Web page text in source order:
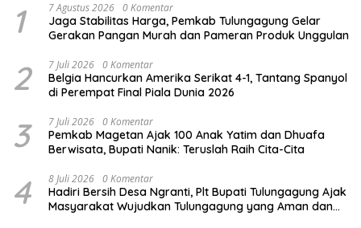
1 7 Agustus 2026 0 Komentar
Jaga Stabilitas Harga, Pemkab Tulungagung Gelar
Gerakan Pangan Murah dan Pameran Produk Unggulan
2 7 Juli 2026 0 Komentar
Belgia Hancurkan Amerika Serikat 4-1, Tantang Spanyol
di Perempat Final Piala Dunia 2026
3 7 Juli 2026 0 Komentar
Pemkab Magetan Ajak 100 Anak Yatim dan Dhuafa
Berwisata, Bupati Nanik: Teruslah Raih Cita-Cita
4 8 Juli 2026 0 Komentar
Hadiri Bersih Desa Ngranti, Plt Bupati Tulungagung Ajak
Masyarakat Wujudkan Tulungagung yang Aman dan